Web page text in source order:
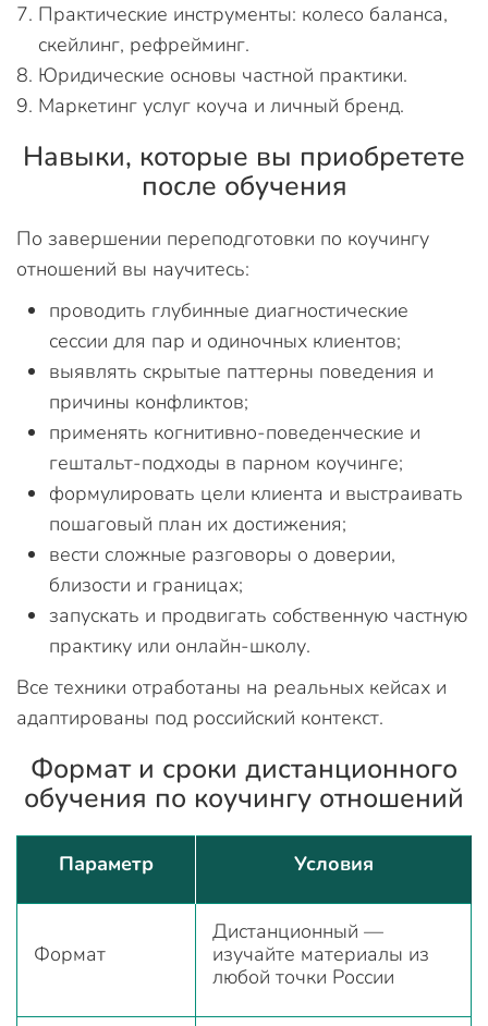
Практические инструменты: колесо баланса,
скейлинг, рефрейминг.
Юридические основы частной практики.
Маркетинг услуг коуча и личный бренд.
Навыки, которые вы приобретете
после обучения
По завершении переподготовки по коучингу
отношений вы научитесь:
проводить глубинные диагностические
сессии для пар и одиночных клиентов;
выявлять скрытые паттерны поведения и
причины конфликтов;
применять когнитивно-поведенческие и
гештальт-подходы в парном коучинге;
формулировать цели клиента и выстраивать
пошаговый план их достижения;
вести сложные разговоры о доверии,
близости и границах;
запускать и продвигать собственную частную
практику или онлайн-школу.
Все техники отработаны на реальных кейсах и
адаптированы под российский контекст.
Формат и сроки дистанционного
обучения по коучингу отношений
Параметр Условия
Формат
Дистанционный —
изучайте материалы из
любой точки России